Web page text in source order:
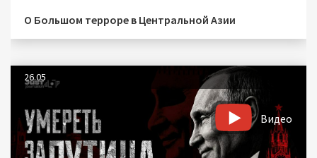
О Большом терроре в Центральной Азии
26.05
Видео